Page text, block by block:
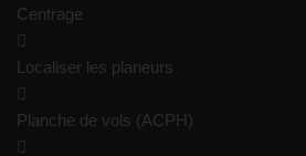
Centrage
Localiser les planeurs
Planche de vols (ACPH)